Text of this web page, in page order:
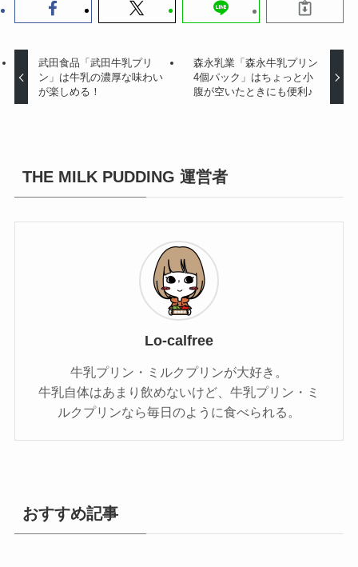
武田食品「武田牛乳プリ
ン」は牛乳の濃厚な味わい
が楽しめる！
森永乳業「森永牛乳プリン
4個パック」はちょっと小
腹が空いたときにも便利♪
THE MILK PUDDING 運営者
Lo-calfree
牛乳プリン・ミルクプリンが大好き。
牛乳自体はあまり飲めないけど、牛乳プリン・ミ
ルクプリンなら毎日のように食べられる。
おすすめ記事